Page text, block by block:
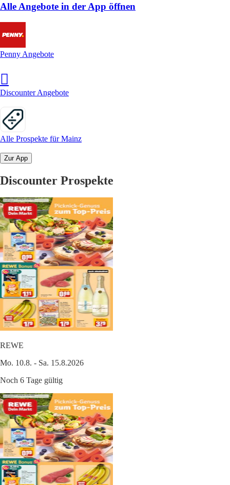
Alle Angebote in der App öffnen
Penny Angebote
Discounter Angebote
Alle Prospekte für Mainz
Zur App
Discounter Prospekte
REWE
Mo. 10.8. - Sa. 15.8.2026
Noch 6 Tage gültig